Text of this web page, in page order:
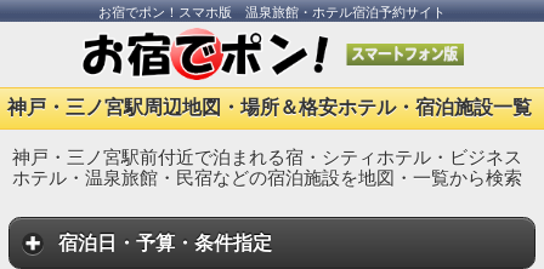
お宿でポン！スマホ版 温泉旅館・ホテル宿泊予約サイト
神戸・三ノ宮駅周辺地図・場所＆格安ホテル・宿泊施設一覧
神戸・三ノ宮駅前付近で泊まれる宿・シティホテル・ビジネス
ホテル・温泉旅館・民宿などの宿泊施設を地図・一覧から検索
宿泊日・予算・条件指定